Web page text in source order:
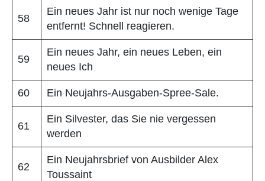
58
Ein neues Jahr ist nur noch wenige Tage
entfernt! Schnell reagieren.
59
Ein neues Jahr, ein neues Leben, ein
neues Ich
60 Ein Neujahrs-Ausgaben-Spree-Sale.
61
Ein Silvester, das Sie nie vergessen
werden
62
Ein Neujahrsbrief von Ausbilder Alex
Toussaint